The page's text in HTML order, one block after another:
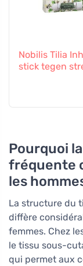
Nobilis Tilia
stick tegen
Pourquoi
fréquente
les
La structure du
diffère
femmes. Chez
le tissu sous-
qui permet aux